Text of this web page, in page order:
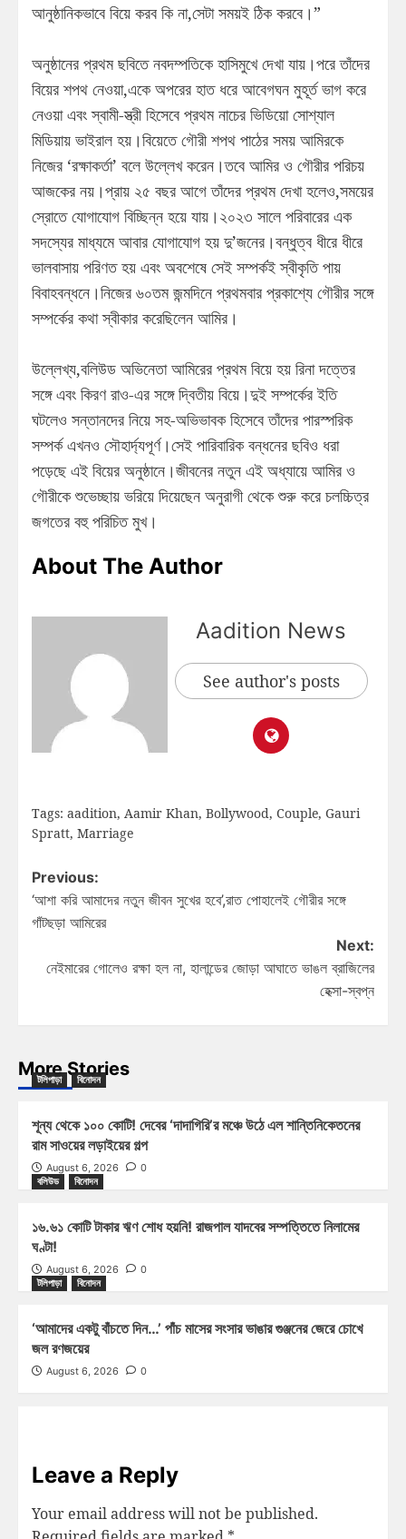
আনুষ্ঠানিকভাবে বিয়ে করব কি না,সেটা সময়ই ঠিক করবে।”
অনুষ্ঠানের প্রথম ছবিতে নবদম্পতিকে হাসিমুখে দেখা যায়।পরে তাঁদের
বিয়ের শপথ নেওয়া,একে অপরের হাত ধরে আবেগঘন মুহূর্ত ভাগ করে
নেওয়া এবং স্বামী-স্ত্রী হিসেবে প্রথম নাচের ভিডিয়ো সোশ্যাল
মিডিয়ায় ভাইরাল হয়।বিয়েতে গৌরী শপথ পাঠের সময় আমিরকে
নিজের ‘রক্ষাকর্তা’ বলে উল্লেখ করেন।তবে আমির ও গৌরীর পরিচয়
আজকের নয়।প্রায় ২৫ বছর আগে তাঁদের প্রথম দেখা হলেও,সময়ের
স্রোতে যোগাযোগ বিচ্ছিন্ন হয়ে যায়।২০২৩ সালে পরিবারের এক
সদস্যের মাধ্যমে আবার যোগাযোগ হয় দু’জনের।বন্ধুত্ব ধীরে ধীরে
ভালবাসায় পরিণত হয় এবং অবশেষে সেই সম্পর্কই স্বীকৃতি পায়
বিবাহবন্ধনে।নিজের ৬০তম জন্মদিনে প্রথমবার প্রকাশ্যে গৌরীর সঙ্গে
সম্পর্কের কথা স্বীকার করেছিলেন আমির।
উল্লেখ্য,বলিউড অভিনেতা আমিরের প্রথম বিয়ে হয় রিনা দত্তের
সঙ্গে এবং কিরণ রাও-এর সঙ্গে দ্বিতীয় বিয়ে।দুই সম্পর্কের ইতি
ঘটলেও সন্তানদের নিয়ে সহ-অভিভাবক হিসেবে তাঁদের পারস্পরিক
সম্পর্ক এখনও সৌহার্দ্যপূর্ণ।সেই পারিবারিক বন্ধনের ছবিও ধরা
পড়েছে এই বিয়ের অনুষ্ঠানে।জীবনের নতুন এই অধ্যায়ে আমির ও
গৌরীকে শুভেচ্ছায় ভরিয়ে দিয়েছেন অনুরাগী থেকে শুরু করে চলচ্চিত্র
জগতের বহু পরিচিত মুখ।
About The Author
Aadition News
See author's posts
Tags: aadition, Aamir Khan, Bollywood, Couple, Gauri
Spratt, Marriage
Previous:
‘আশা করি আমাদের নতুন জীবন সুখের হবে’,রাত পোহালেই গৌরীর সঙ্গে
গাঁটছড়া আমিরের
Next:
নেইমারের গোলেও রক্ষা হল না, হালান্ডের জোড়া আঘাতে ভাঙল ব্রাজিলের
হেক্সা-স্বপ্ন
More Stories
টলিপাড়া বিনোদন
শূন্য থেকে ১০০ কোটি! দেবের ‘দাদাগিরি’র মঞ্চে উঠে এল শান্তিনিকেতনের
রাম সাওয়ের লড়াইয়ের গল্প
August 6, 2026
0
বলিউড
বিনোদন
১৬.৬১ কোটি টাকার ঋণ শোধ হয়নি! রাজপাল যাদবের সম্পত্তিতে নিলামের
ঘণ্টা!
August 6, 2026
0
টলিপাড়া
বিনোদন
‘আমাদের একটু বাঁচতে দিন…’ পাঁচ মাসের সংসার ভাঙার গুঞ্জনের জেরে চোখে
জল রণজয়ের
August 6, 2026 0
Leave a Reply
Your email address will not be published.